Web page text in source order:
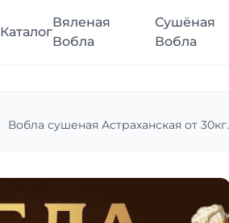
Каталог
Вяленая
Вобла
Сушёная
Вобла
Вобла сушеная Астраханская от 30кг.